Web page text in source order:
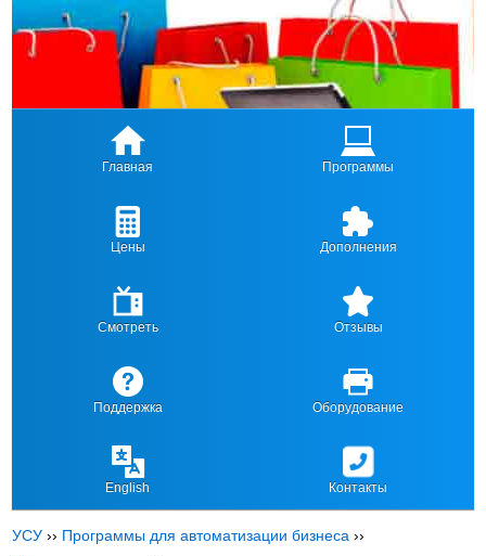
Главная Программы
Цены Дополнения
Смотреть Отзывы
Поддержка Оборудование
English Контакты
УСУ ›› Программы для автоматизации бизнеса ››